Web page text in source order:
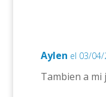
Aylen el 03/
Tambien a mi